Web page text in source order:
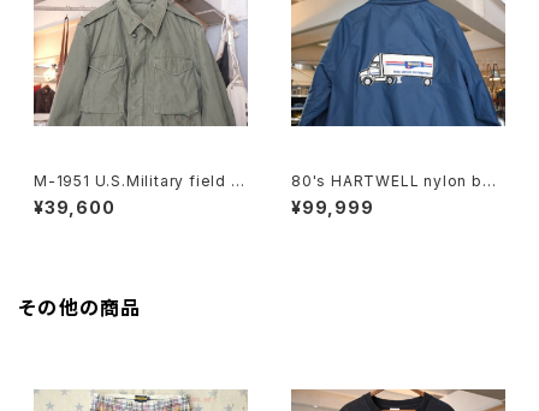
M-1951 U.S.Military field J
acket "ONE MAN ONE VOT
E"
¥39,600
80's HARTWELL nylon butt
on-up coach Jacket "PYA/
Monarch,Inc."
¥99,999
その他の商品